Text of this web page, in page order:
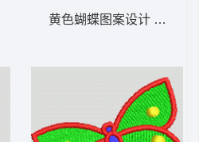
_卡通贴布黄色蝴蝶图案设计 蝴蝶_